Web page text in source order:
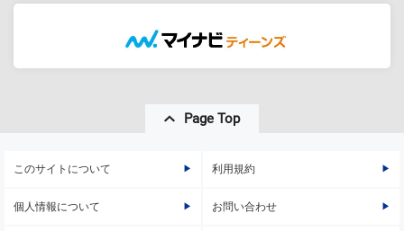
Page Top
このサイトについて 利用規約
個人情報について お問い合わせ